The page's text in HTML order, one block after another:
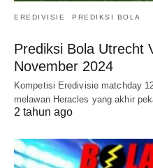
EREDIVISIE PREDIKSI BOLA
Prediksi Bola Utrecht
November 2024
Kompetisi Eredivisie matchday
melawan Heracles yang akhir
2 tahun ago